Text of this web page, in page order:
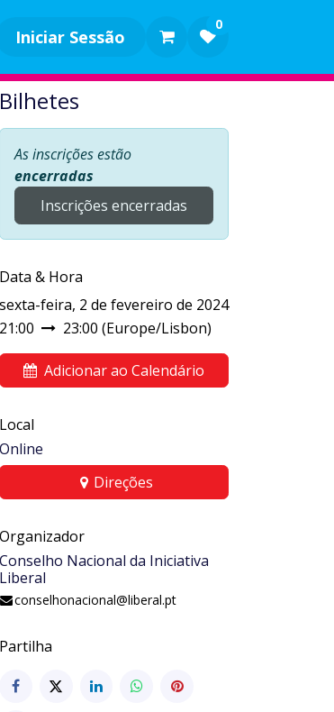
Iniciar Sessão
0
Bilhetes
As inscrições estão
encerradas
Inscrições encerradas
Data & Hora
sexta-feira, 2 de fevereiro de 2024
21:00
23:00 (Europe/Lisbon)
Adicionar ao Calendário
Local
Online
Direções
Organizador
Conselho Nacional da Iniciativa
Liberal
conselhonacional@liberal.pt
Partilha